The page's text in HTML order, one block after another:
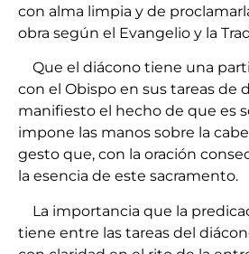
con alma limpia y de
obra según el Evangelio y la
Que el diácono tiene una
con el Obispo en sus tareas de
manifiesto el hecho de que es
impone las manos sobre la
gesto que, con la oración
la esencia de este sacramento.
La importancia que la
tiene entre las tareas del